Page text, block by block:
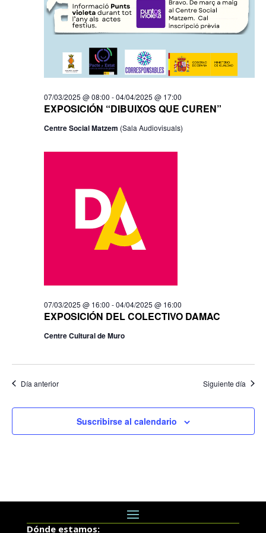
EXPOSICIÓN “DIBUIXOS QUE CUREN”
07/03/2025 @ 08:00 -04/04/2025 @ 17:00
Centre Social Matzem (Sala Audiovisuals)
EXPOSICIÓN DEL COLECTIVO DAMAC
07/03/2025 @ 16:00 -04/04/2025 @ 16:00
Centre Cultural de Muro
Día anterior Siguiente día
Suscribirse al calendario
Dónde estamos: